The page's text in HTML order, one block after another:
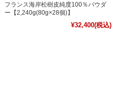
フランス海岸松樹皮純度100％パウダ
ー【2,240g(80g×28個)】
¥32,400(税込)